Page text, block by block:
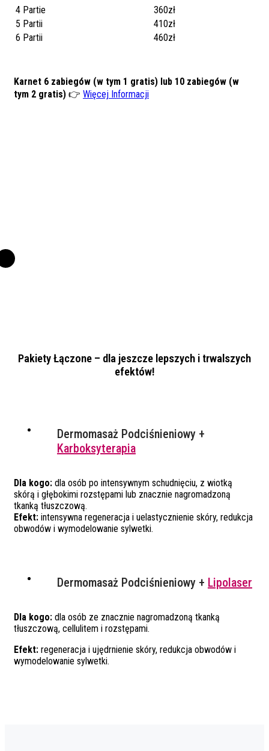
4 Partie
360zł
5 Partii
410zł
6 Partii
460zł
Karnet 6 zabiegów (w tym 1 gratis) lub 10 zabiegów (w
tym 2 gratis) 👉 Więcej Informacji
Pakiety Łączone – dla jeszcze lepszych i trwalszych
efektów!
Dermomasaż Podciśnieniowy +
Karboksyterapia
Dla kogo: dla osób po intensywnym schudnięciu, z wiotką
skórą i głębokimi rozstępami lub znacznie nagromadzoną
tkanką tłuszczową.
Efekt: intensywna regeneracja i uelastycznienie skóry, redukcja
obwodów i wymodelowanie sylwetki.
Dermomasaż Podciśnieniowy + Lipolaser
Dla kogo: dla osób ze znacznie nagromadzoną tkanką
tłuszczową, cellulitem i rozstępami.
Efekt: regeneracja i ujędrnienie skóry, redukcja obwodów i
wymodelowanie sylwetki.